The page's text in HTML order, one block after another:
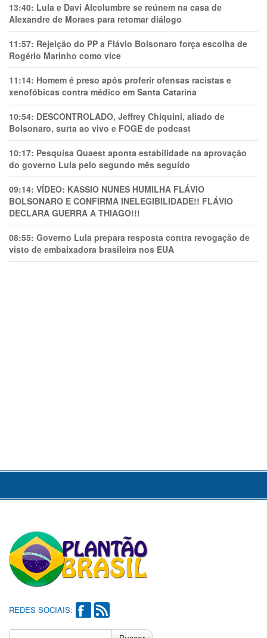
13:40: Lula e Davi Alcolumbre se reúnem na casa de
Alexandre de Moraes para retomar diálogo
11:57: Rejeição do PP a Flávio Bolsonaro força escolha de
Rogério Marinho como vice
11:14: Homem é preso após proferir ofensas racistas e
xenofóbicas contra médico em Santa Catarina
10:54: DESCONTROLADO, Jeffrey Chiquini, aliado de
Bolsonaro, surta ao vivo e FOGE de podcast
10:17: Pesquisa Quaest aponta estabilidade na aprovação
do governo Lula pelo segundo mês seguido
09:14: VÍDEO: KASSIO NUNES HUMlLHA FLÁVIO
BOLSONARO E CONFIRMA INELEGIBILIDADE!! FLÁVIO
DECLARA GUERRA A THIAGO!!!
08:55: Governo Lula prepara resposta contra revogação de
visto de embaixadora brasileira nos EUA
REDES SOCIAIS: